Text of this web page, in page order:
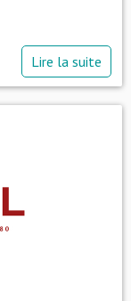
Lire la suite